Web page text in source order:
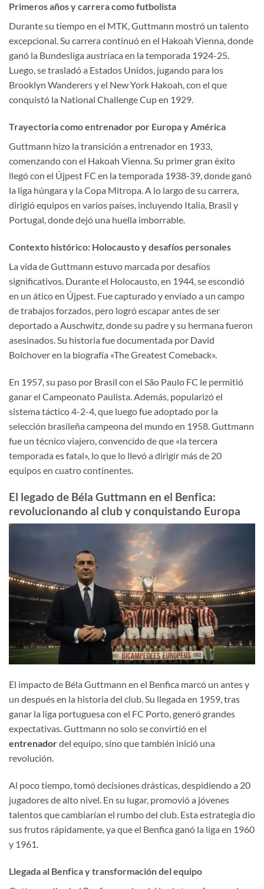
Primeros años y carrera como futbolista
Durante su tiempo en el MTK, Guttmann mostró un talento
excepcional. Su carrera continuó en el Hakoah Vienna, donde
ganó la Bundesliga austríaca en la temporada 1924-25.
Luego, se trasladó a Estados Unidos, jugando para los
Brooklyn Wanderers y el New York Hakoah, con el que
conquistó la National Challenge Cup en 1929.
Trayectoria como entrenador por Europa y América
Guttmann hizo la transición a entrenador en 1933,
comenzando con el Hakoah Vienna. Su primer gran éxito
llegó con el Újpest FC en la temporada 1938-39, donde ganó
la liga húngara y la Copa Mitropa. A lo largo de su carrera,
dirigió equipos en varios países, incluyendo Italia, Brasil y
Portugal, donde dejó una huella imborrable.
Contexto histórico: Holocausto y desafíos personales
La vida de Guttmann estuvo marcada por desafíos
significativos. Durante el Holocausto, en 1944, se escondió
en un ático en Újpest. Fue capturado y enviado a un campo
de trabajos forzados, pero logró escapar antes de ser
deportado a Auschwitz, donde su padre y su hermana fueron
asesinados. Su historia fue documentada por David
Bolchover en la biografía «The Greatest Comeback».
En 1957, su paso por Brasil con el São Paulo FC le permitió
ganar el Campeonato Paulista. Además, popularizó el
sistema táctico 4-2-4, que luego fue adoptado por la
selección brasileña campeona del mundo en 1958. Guttmann
fue un técnico viajero, convencido de que «la tercera
temporada es fatal», lo que lo llevó a dirigir más de 20
equipos en cuatro continentes.
El legado de Béla Guttmann en el Benfica:
revolucionando al club y conquistando Europa
El impacto de Béla Guttmann en el Benfica marcó un antes y
un después en la historia del club. Su llegada en 1959, tras
ganar la liga portuguesa con el FC Porto, generó grandes
expectativas. Guttmann no solo se convirtió en el
entrenadordel equipo, sino que también inició una
revolución.
Al poco tiempo, tomó decisiones drásticas, despidiendo a 20
jugadores de alto nivel. En su lugar, promovió a jóvenes
talentos que cambiarían el rumbo del club. Esta estrategia dio
sus frutos rápidamente, ya que el Benfica ganó la liga en 1960
y 1961.
Llegada al Benfica y transformación del equipo